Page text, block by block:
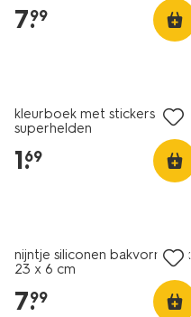
7.
99
kleurboek met stickers A5
superhelden
1.
69
nijntje siliconen bakvorm 17 x
23 x 6 cm
7.
99